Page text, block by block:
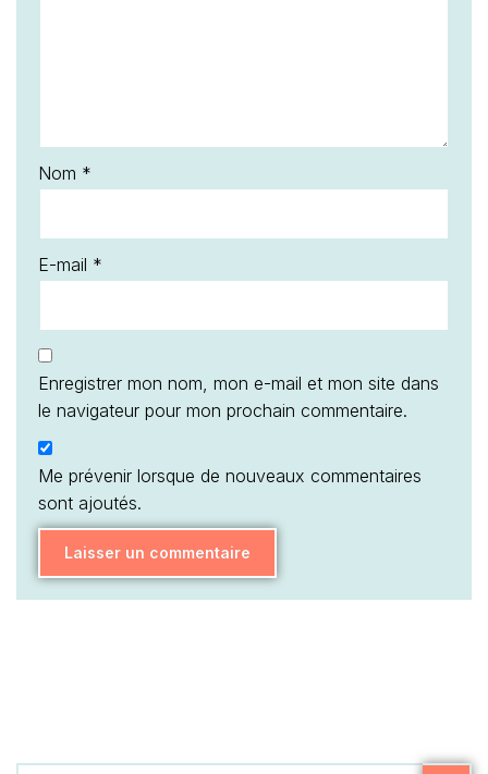
Nom *
E-mail *
Enregistrer mon nom, mon e-mail et mon site dans
le navigateur pour mon prochain commentaire.
Me prévenir lorsque de nouveaux commentaires
sont ajoutés.